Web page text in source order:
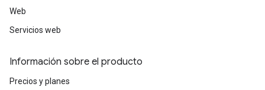
Web
Servicios web
Información sobre el producto
Precios y planes